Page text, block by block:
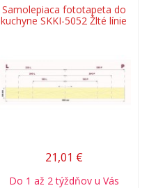
Samolepiaca fototapeta do
kuchyne SKKI-5052 Žlté línie
21,01 €
Do 1 až 2 týždňov u Vás